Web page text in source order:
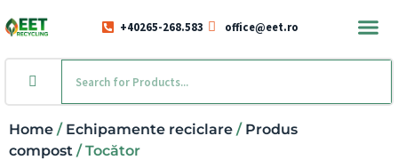
+40265-268.583 office@eet.ro
Home / Echipamente reciclare / Produs
compost / Tocător